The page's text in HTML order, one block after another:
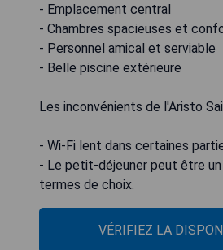
- Emplacement central
- Chambres spacieuses et
- Personnel amical et serviable
- Belle piscine extérieure
Les inconvénients de l'Aristo
- Wi-Fi lent dans certaines
- Le petit-déjeuner peut être
termes de choix.
VÉRIFIEZ LA